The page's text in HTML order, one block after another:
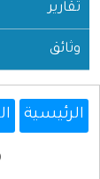
تقارير
وثائق
الرئيسية